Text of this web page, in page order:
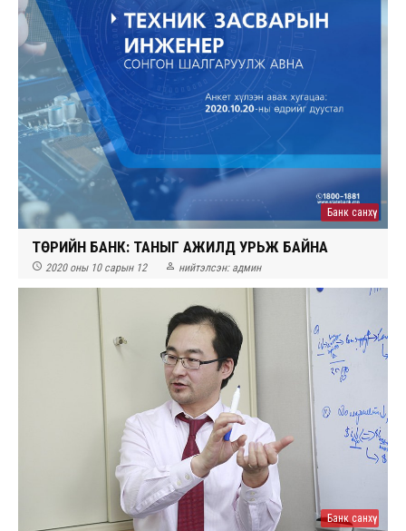
Банк санхүү
ТӨРИЙН БАНК: ТАНЫГ АЖИЛД УРЬЖ БАЙНА
 2020 оны 10 сарын 12  нийтэлсэн: админ
Банк санхүү